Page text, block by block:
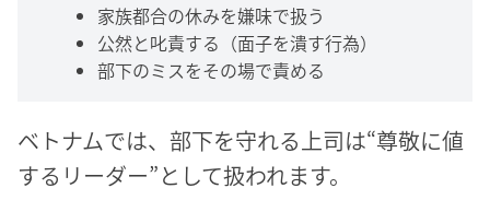
家族都合の休みを嫌味で扱う
公然と叱責する（面子を潰す行為）
部下のミスをその場で責める
ベトナムでは、部下を守れる上司は“尊敬に値
するリーダー”として扱われます。